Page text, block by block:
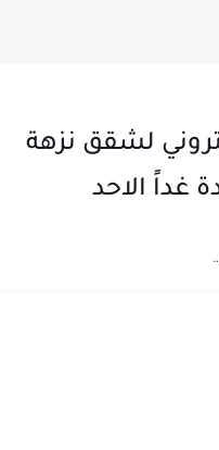
لشقق نزهة
غداً الاحد